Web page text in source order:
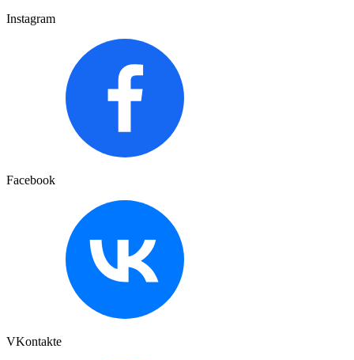
Instagram
Facebook
VKontakte